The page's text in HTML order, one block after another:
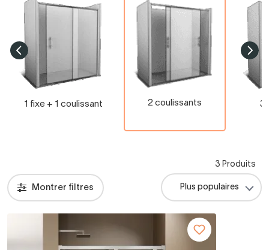
1 fixe + 1 coulissant 2 coulissants 3
Montrer filtres
3 Produits